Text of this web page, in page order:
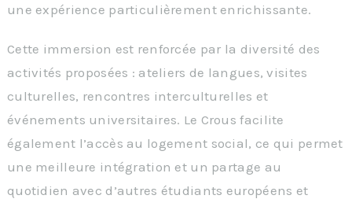
une expérience particulièrement enrichissante.
Cette immersion est renforcée par la diversité des
activités proposées : ateliers de langues, visites
culturelles, rencontres interculturelles et
événements universitaires. Le Crous facilite
également l’accès au logement social, ce qui permet
une meilleure intégration et un partage au
quotidien avec d’autres étudiants européens et